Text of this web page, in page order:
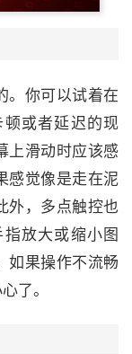
。你可以试着在
或者延迟的现
上滑动时应该感
感觉像是走在泥
外，多点触控也
放大或缩小图
如果操作不流畅
了。